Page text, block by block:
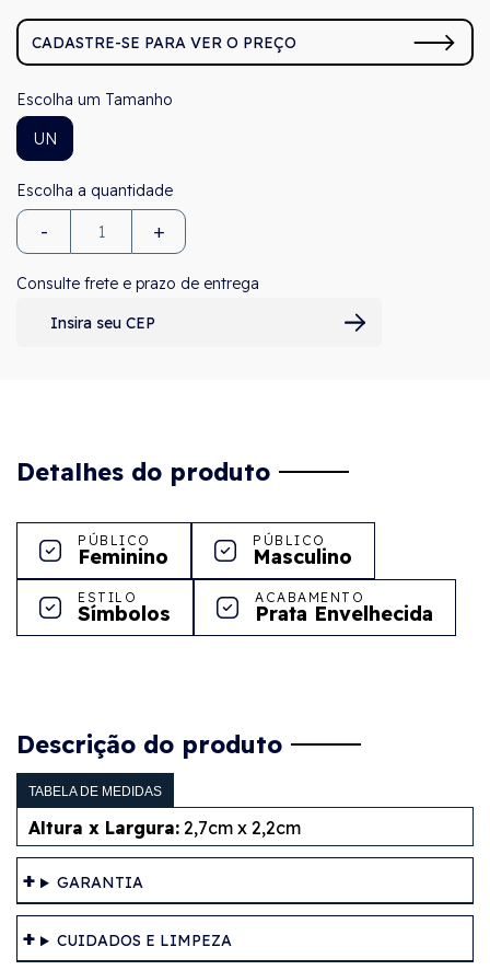
CADASTRE-SE PARA VER O PREÇO
Tamanho
UN
- +
Consulte frete e prazo de entrega
Detalhes do produto
PÚBLICO
Feminino
PÚBLICO
Masculino
ESTILO
Símbolos
ACABAMENTO
Prata Envelhecida
Descrição do produto
TABELA DE MEDIDAS
Altura x Largura: 2,7cm x 2,2cm
GARANTIA
CUIDADOS E LIMPEZA